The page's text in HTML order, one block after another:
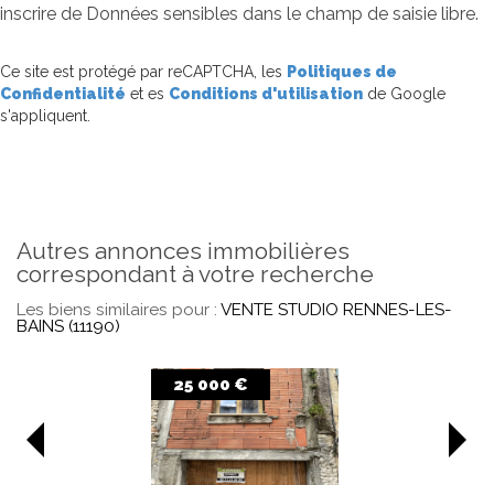
inscrire de Données sensibles dans le champ de saisie libre.
Ce site est protégé par reCAPTCHA, les Politiques de
Confidentialité et es Conditions d'utilisation de Google
s'appliquent.
autres annonces immobilières
correspondant à votre recherche
Les biens similaires pour : VENTE STUDIO RENNES-LES-
BAINS (11190)
28 000 €